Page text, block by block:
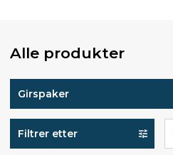
Alle produkter
Girspaker
Filtrer etter